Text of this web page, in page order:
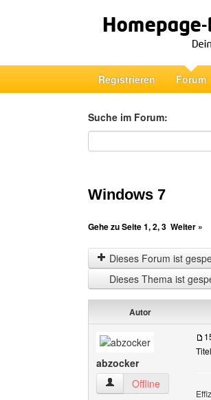
Registrieren Forum
Suche im Forum:
Suche im Forum
Windows 7
Gehe zu Seite1,2,3 Weiter »
Dieses Forum ist
Dieses Thema ist
Autor
abzocker
abzocker Benutzer-
Offline